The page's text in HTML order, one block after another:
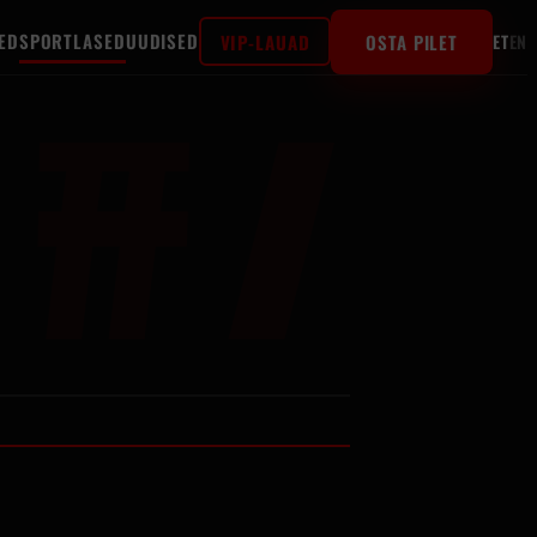
SPORTLASEDUUDISED VIP-LAUAD OSTA PILET ETEN
#7